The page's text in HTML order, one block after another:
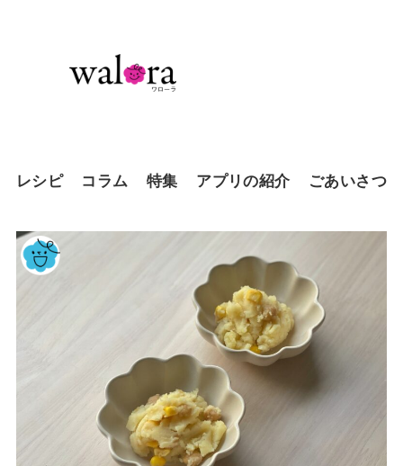
レシピ コラム 特集 アプリの紹介 ごあいさつ